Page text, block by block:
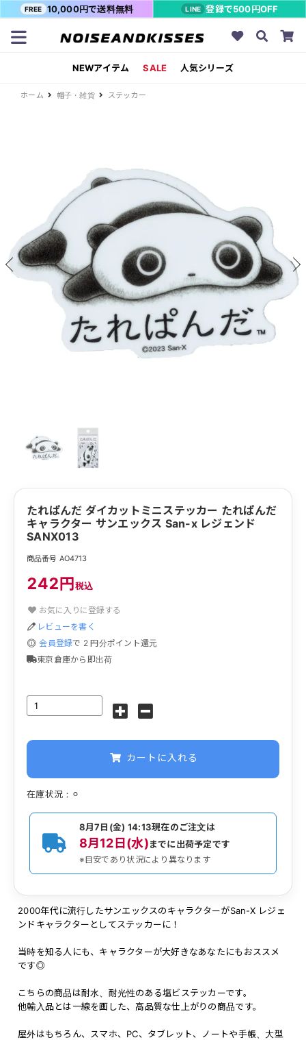
FREE 10,000円で送料無料 LINE 登録で500円OFF
NEWアイテム SALE 人気シリーズ
ホーム 帽子・雑貨 ステッカー
たれぱんだ ダイカットミニステッカー たれぱんだ
キャラクター サンエックス San-x レジェンド
SANX013
商品番号 AO4713
242円税込
お気に入りに登録する
レビューを書く
会員登録で 2円分ポイント還元
東京倉庫から即出荷
カートに入れる
在庫状況：⚪︎
8月7日(金) 14:13現在のご注文は
8月12日(水)までに出荷予定です
※目安であり状況により異なります
2000年代に流行したサンエックスのキャラクターがSan-X レジェ
ンドキャラクターとしてステッカーに！
当時を知る人にも、キャラクターが大好きなあなたにもおススメ
です◎
こちらの商品は耐水、耐光性のある塩ビステッカーです。
他輸入品とは一線を画した、高品質な仕上がりの商品です。
屋外はもちろん、スマホ、PC、タブレット、ノートや手帳、大型